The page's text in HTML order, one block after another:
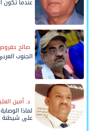
عندما تكون
صالح
الجنوب
د. أمين
لماذا
على شيطنة
وحواضنه